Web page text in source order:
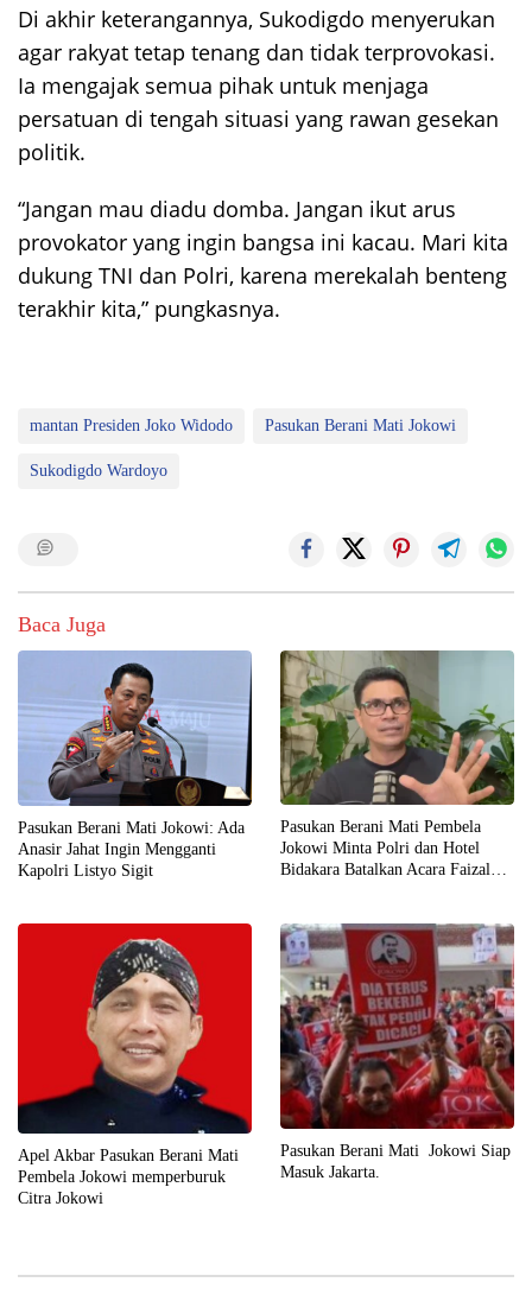
Di akhir keterangannya, Sukodigdo menyerukan
agar rakyat tetap tenang dan tidak terprovokasi.
Ia mengajak semua pihak untuk menjaga
persatuan di tengah situasi yang rawan gesekan
politik.
“Jangan mau diadu domba. Jangan ikut arus
provokator yang ingin bangsa ini kacau. Mari kita
dukung TNI dan Polri, karena merekalah benteng
terakhir kita,” pungkasnya.
mantan Presiden Joko Widodo Pasukan Berani Mati Jokowi
Sukodigdo Wardoyo
Baca Juga
Pasukan Berani Mati Jokowi: Ada
Anasir Jahat Ingin Mengganti
Kapolri Listyo Sigit
Pasukan Berani Mati Pembela
Jokowi Minta Polri dan Hotel
Bidakara Batalkan Acara Faizal
Apel Akbar Pasukan Berani Mati
Pembela Jokowi memperburuk
Citra Jokowi
Pasukan Berani Mati Jokowi Siap
Masuk Jakarta.